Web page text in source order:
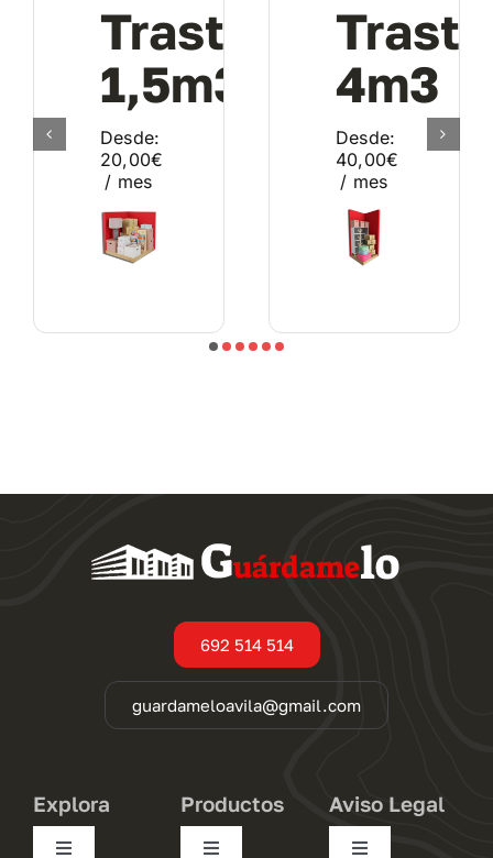
Trastero
1,5m3
Desde:
20,00€
/ mes
4m3
Desde:
40,00€
/ mes
692 514 514
guardameloavila@gmail.com
Explora Productos Aviso Legal